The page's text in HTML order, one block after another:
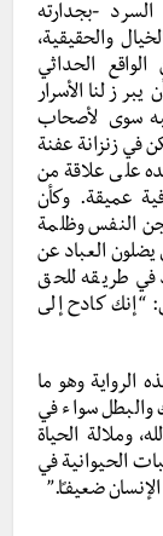
-بجدارته
والحقيقية،
الواقع الحداثي
لنا الأسرار
سوى لأصحاب
في زنزانة عفنة
على علاقة من
عميقة. وكأن
النفس وظلمة
العباد عن
في طريقه للحق
“إنك كادح إلى
الرواية وهو ما
سواء في
وملالة الحياة
الحيوانية في
ضعيفـًا.”